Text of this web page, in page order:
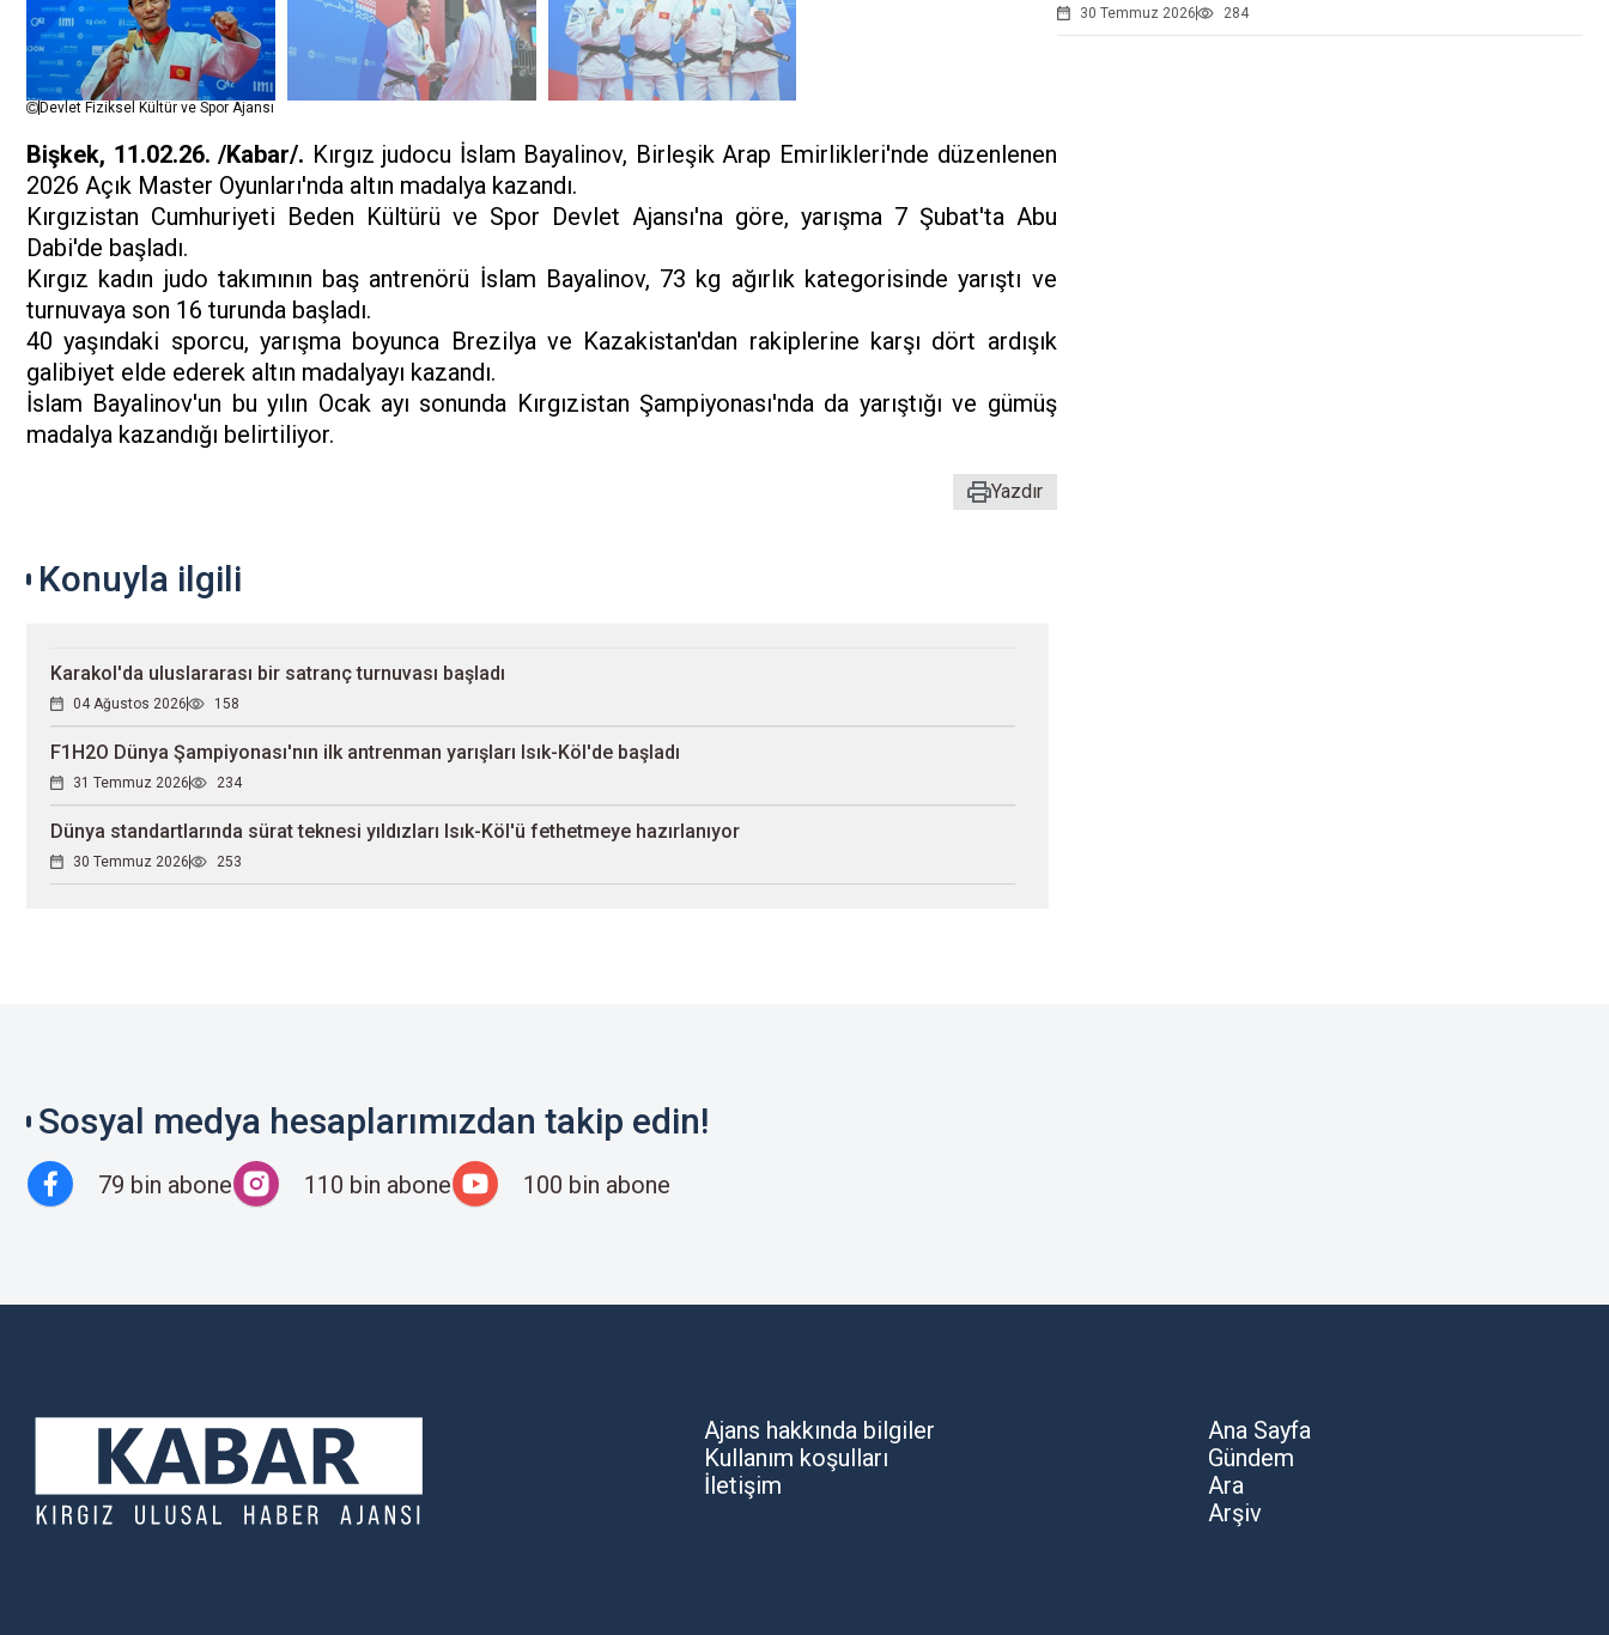
Devlet Fiziksel Kültür ve Spor Ajansı
Bişkek, 11.02.26. /Kabar/. Kırgız judocu İslam Bayalinov, Birleşik Arap Emirlikleri'nde düzenlenen
2026 Açık Master Oyunları'nda altın madalya kazandı.
Kırgızistan Cumhuriyeti Beden Kültürü ve Spor Devlet Ajansı'na göre, yarışma 7 Şubat'ta Abu
Dabi'de başladı.
Kırgız kadın judo takımının baş antrenörü İslam Bayalinov, 73 kg ağırlık kategorisinde yarıştı ve
turnuvaya son 16 turunda başladı.
40 yaşındaki sporcu, yarışma boyunca Brezilya ve Kazakistan'dan rakiplerine karşı dört ardışık
galibiyet elde ederek altın madalyayı kazandı.
İslam Bayalinov'un bu yılın Ocak ayı sonunda Kırgızistan Şampiyonası'nda da yarıştığı ve gümüş
madalya kazandığı belirtiliyor.
Yazdır
30 Temmuz 2026 284
Konuyla ilgili
Karakol'da uluslararası bir satranç turnuvası başladı
04 Ağustos 2026 158
F1H2O Dünya Şampiyonası'nın ilk antrenman yarışları Isık-Köl'de başladı
31 Temmuz 2026 234
Dünya standartlarında sürat teknesi yıldızları Isık-Köl'ü fethetmeye hazırlanıyor
30 Temmuz 2026 253
Sosyal medya hesaplarımızdan takip edin!
79 bin abone 110 bin abone 100 bin abone
Ajans hakkında bilgiler
Kullanım koşulları
İletişim
Ana Sayfa
Gündem
Ara
Arşiv